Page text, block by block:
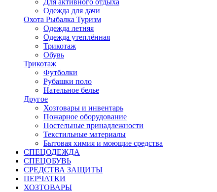
Для активного отдыха
Одежда для дачи
Охота Рыбалка Туризм
Одежда летняя
Одежда утеплённая
Трикотаж
Обувь
Трикотаж
Футболки
Рубашки поло
Нательное белье
Другое
Хозтовары и инвентарь
Пожарное оборудование
Постельные принадлежности
Текстильные материалы
Бытовая химия и моющие средства
СПЕЦОДЕЖДА
СПЕЦОБУВЬ
СРЕДСТВА ЗАЩИТЫ
ПЕРЧАТКИ
ХОЗТОВАРЫ